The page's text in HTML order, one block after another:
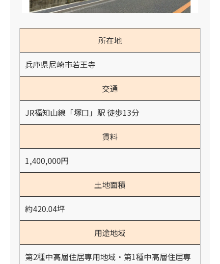
所在地
兵庫県尼崎市若王寺
交通
JR福知山線「塚口」駅 徒歩13分
賃料
1,400,000円
土地面積
約420.04坪
用途地域
第2種中高層住居専用地域・第1種中高層住居専